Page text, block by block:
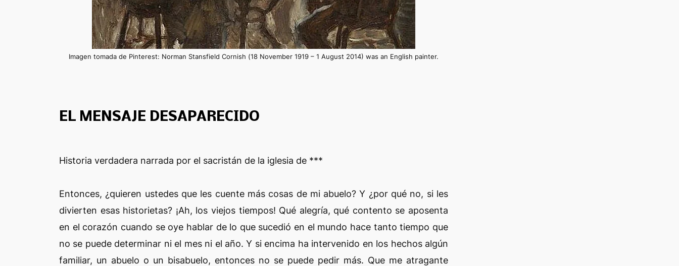
Imagen tomada de Pinterest: Norman Stansfield Cornish (18 November 1919 – 1 August 2014) was an English painter.
EL MENSAJE DESAPARECIDO
Historia verdadera narrada por el sacristán de la iglesia de ***
Entonces, ¿quieren ustedes que les cuente más cosas de mi abuelo? Y ¿por qué no, si les
divierten esas historietas? ¡Ah, los viejos tiempos! Qué alegría, qué contento se aposenta
en el corazón cuando se oye hablar de lo que sucedió en el mundo hace tanto tiempo que
no se puede determinar ni el mes ni el año. Y si encima ha intervenido en los hechos algún
familiar, un abuelo o un bisabuelo, entonces no se puede pedir más. Que me atragante